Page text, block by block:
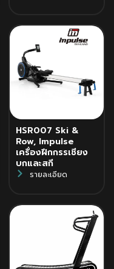
HSR007 Ski &
Row, Impulse
เครื่องฝึกกรรเชียง
บกและสกี
รายละเอียด